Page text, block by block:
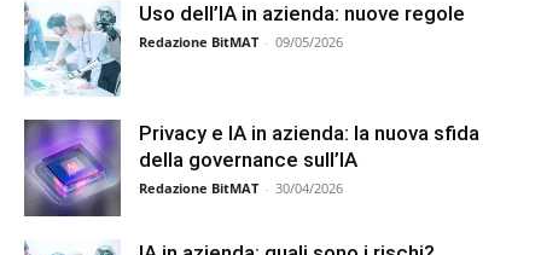
Uso dell’IA in azienda: nuove regole
Redazione BitMAT - 09/05/2026
Privacy e IA in azienda: la nuova sfida
della governance sull’IA
Redazione BitMAT - 30/04/2026